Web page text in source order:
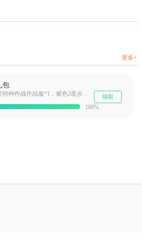
更多+
包
紫色2星特种作战作战服*1，紫色2星步战官佩剑*1，8小时星灵经验补给*1，8小时净化金属*1
100%
领取